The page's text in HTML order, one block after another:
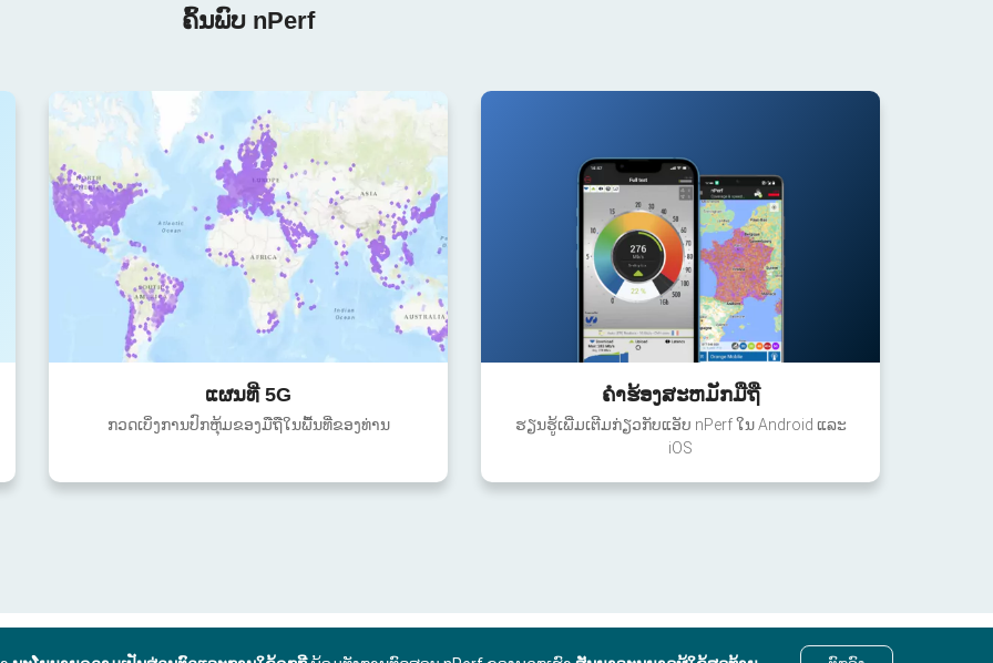
ຄົ້ນພົບ nPerf
ແຜນທີ່ 5G
ກວດເບິ່ງການປົກຫຸ້ມຂອງມືຖືໃນພື້ນທີ່ຂອງທ່ານ
ຄໍາຮ້ອງສະຫມັກມືຖື
ຮຽນຮູ້ເພີ່ມເຕີມກ່ຽວກັບແອັບ nPerf ໃນ Android ແລະ
iOS